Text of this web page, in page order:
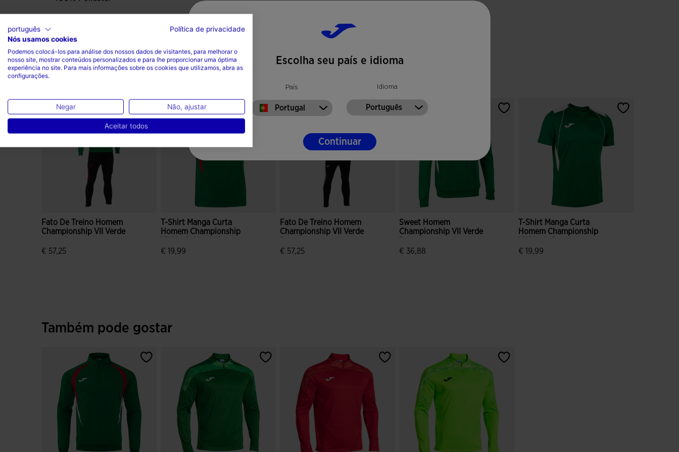
Complete o look
Fato De Treino Homem
Championship VII Verde
€ 57,25
T-Shirt Manga Curta
Homem Championship
€ 19,99
Fato De Treino Homem
Championship VII Verde
€ 57,25
Sweet Homem
Championship VII Verde
€ 36,88
T-Shirt Manga Curta
Homem Championship
€ 19,99
Também pode gostar
Escolha seu país e idioma
País
Portugal
Idioma
Português
Continuar
português
Política de privacidade
Nós usamos cookies
Podemos colocá-los para análise dos nossos dados de visitantes, para melhorar o
nosso site, mostrar conteúdos personalizados e para lhe proporcionar uma óptima
experiência no site. Para mais informações sobre os cookies que utilizamos, abra as
configurações.
Negar Não, ajustar
Aceitar todos